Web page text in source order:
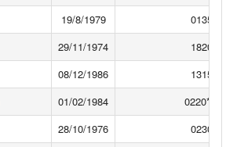
19/8/1979
29/11/1974
08/12/1986
01/02/1984
28/10/1976